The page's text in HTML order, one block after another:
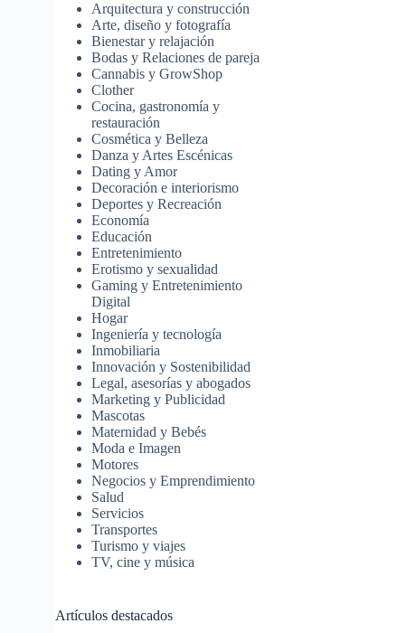
Arquitectura y construcción
Arte, diseño y fotografía
Bienestar y relajación
Bodas y Relaciones de pareja
Cannabis y GrowShop
Clother
Cocina, gastronomía y
restauración
Cosmética y Belleza
Danza y Artes Escénicas
Dating y Amor
Decoración e interiorismo
Deportes y Recreación
Economía
Educación
Entretenimiento
Erotismo y sexualidad
Gaming y Entretenimiento
Digital
Hogar
Ingeniería y tecnología
Inmobiliaria
Innovación y Sostenibilidad
Legal, asesorías y abogados
Marketing y Publicidad
Mascotas
Maternidad y Bebés
Moda e Imagen
Motores
Negocios y Emprendimiento
Salud
Servicios
Transportes
Turismo y viajes
TV, cine y música
Artículos destacados